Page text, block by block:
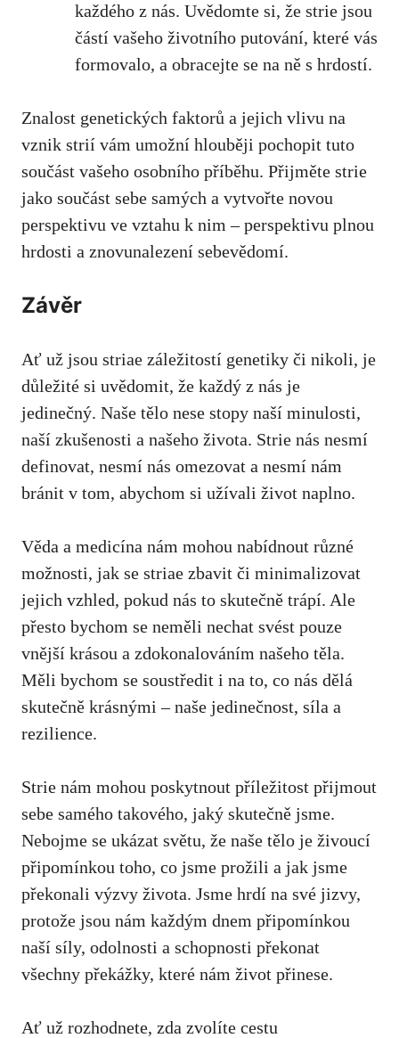
každého z ​nás. Uvědomte⁣ si,⁣ že strie ​jsou
částí vašeho‌ životního putování, které vás
formovalo, a obracejte⁢ se na ně s hrdostí.
Znalost genetických faktorů a jejich ⁣vlivu na
vznik strií vám umožní⁤ hlouběji pochopit‍ tuto
součást⁣ vašeho osobního příběhu. Přijměte strie
jako⁢ součást sebe samých a⁣ vytvořte novou
perspektivu⁢ ve⁤ vztahu k nim – perspektivu plnou
hrdosti a znovunalezení ‍sebevědomí.
Závěr
Ať už⁤ jsou striae záležitostí genetiky či​ nikoli,​ je
důležité si uvědomit, že každý z nás je
jedinečný.⁢ Naše tělo nese ⁤stopy naší minulosti,
naší zkušenosti a našeho života. Strie nás nesmí
definovat, ⁢nesmí nás omezovat a nesmí nám
bránit v tom, abychom si‌ užívali život⁢ naplno.
Věda a medicína nám mohou nabídnout různé
‌možnosti, jak se striae zbavit či ⁢minimalizovat
jejich vzhled, pokud ⁢nás‍ to skutečně ​trápí.‍ Ale⁣
přesto bychom se ⁢neměli nechat svést pouze
vnější krásou a​ zdokonalováním našeho ‌těla.
Měli bychom se soustředit i na ‌to, co nás ⁢dělá
skutečně krásnými – naše jedinečnost,​ síla a
rezilience.
Strie nám mohou poskytnout ‌příležitost ‍přijmout
sebe‍ samého takového, jaký‌ skutečně jsme.
Nebojme⁤ se ukázat světu,⁣ že naše tělo⁤ je živoucí
připomínkou toho, co jsme prožili a jak jsme
překonali výzvy života.‌ Jsme hrdí na‌ své jizvy,
protože jsou⁤ nám každým dnem připomínkou‍
naší síly, odolnosti⁣ a schopnosti ⁣překonat
všechny překážky, které nám život ⁤přinese.
Ať už rozhodnete, zda zvolíte cestu⁣